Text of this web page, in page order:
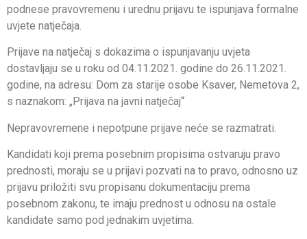
podnese pravovremenu i urednu prijavu te ispunjava formalne
uvjete natječaja.
Prijave na natječaj s dokazima o ispunjavanju uvjeta
dostavljaju se u roku od 04.11.2021. godine do 26.11.2021.
godine, na adresu: Dom za starije osobe Ksaver, Nemetova 2,
s naznakom: „Prijava na javni natječaj“
Nepravovremene i nepotpune prijave neće se razmatrati.
Kandidati koji prema posebnim propisima ostvaruju pravo
prednosti, moraju se u prijavi pozvati na to pravo, odnosno uz
prijavu priložiti svu propisanu dokumentaciju prema
posebnom zakonu, te imaju prednost u odnosu na ostale
kandidate samo pod jednakim uvjetima.